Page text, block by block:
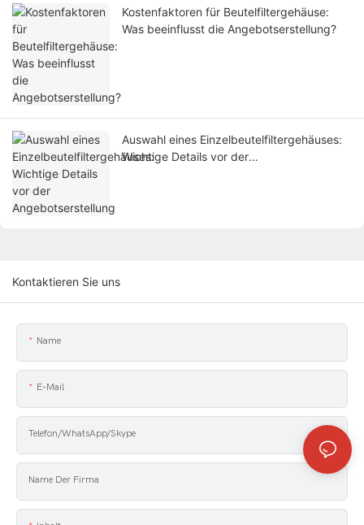
Kostenfaktoren für Beutelfiltergehäuse:
Was beeinflusst die Angebotserstellung?
Auswahl eines Einzelbeutelfiltergehäuses:
Wichtige Details vor der
Kontaktieren Sie uns
Name
E-Mail
Telefon/WhatsApp/Skype
Name Der Firma